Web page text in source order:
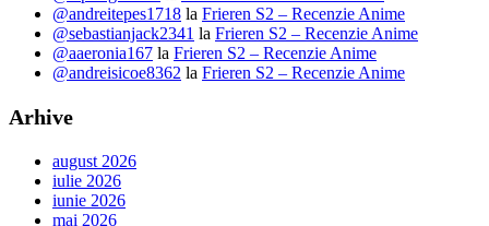
@andreitepes1718 la Frieren S2 – Recenzie Anime
@sebastianjack2341 la Frieren S2 – Recenzie Anime
@aaeronia167 la Frieren S2 – Recenzie Anime
@andreisicoe8362 la Frieren S2 – Recenzie Anime
Arhive
august 2026
iulie 2026
iunie 2026
mai 2026